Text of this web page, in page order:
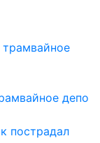
депо